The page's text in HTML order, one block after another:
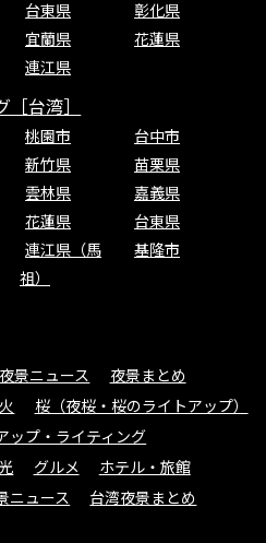
台東県
彰化県
宜蘭県
花蓮県
連江県
台湾］
桃園市
台中市
新竹県
苗栗県
雲林県
嘉義県
花蓮県
台東県
連江県（馬
祖）
基隆市
夜景ニュース
夜景まとめ
桜（夜桜・桜のライトアップ）
ップ・ライティング
グルメ
ホテル・旅館
ニュース 台湾夜景まとめ